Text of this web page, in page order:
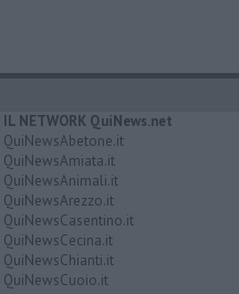
IL NETWORK QuiNews.net
QuiNewsAbetone.it
QuiNewsAmiata.it
QuiNewsAnimali.it
QuiNewsArezzo.it
QuiNewsCasentino.it
QuiNewsCecina.it
QuiNewsChianti.it
QuiNewsCuoio.it